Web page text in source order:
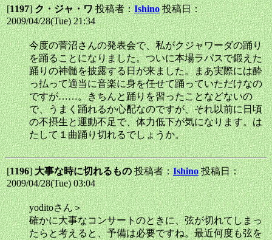
[1197]ク・ジャ・ワ投稿者：Ishino 投稿日：
2009/04/28(Tue) 21:34
今度の菅沼さんの発表会で、私がクジャワーダの踊り
を踊ることになりました。ついに本場ラパスで鍛えた
踊りの神髄を披露する日が来ました。まあ実際には酔
っ払って適当に音楽に身を任せて踊っていただけなの
ですが……。きちんと踊りを習ったことなどないの
で、うまく踊れるか心配なのですが、それ以前に日頃
の不摂生と運動不足で、体力低下が気になります。は
たして１曲踊り切れるでしょうか。
[1196]大事な時に切れるもの投稿者：Ishino 投稿日：
2009/04/28(Tue) 03:04
yoditoさん＞
確かに大事なコンサートのときに、弦が切れてしまっ
たらと考えると、予備は必要ですね。最近何度も弦を